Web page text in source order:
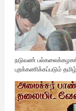
நடுவண்
புறக்கணிக்கப்படும்